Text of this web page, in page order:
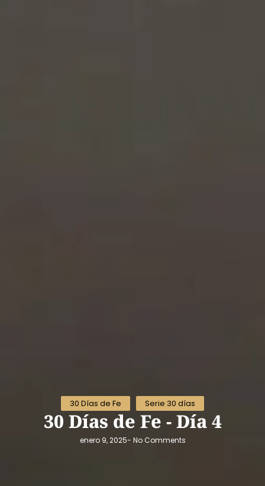
30 Días de Fe Serie 30 días
30 Días de Fe - Día 4
enero 9, 2025- No Comments